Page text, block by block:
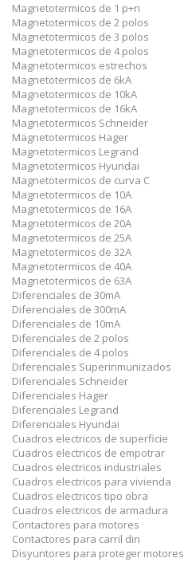
Magnetotermicos de 1 p+n
Magnetotermicos de 2 polos
Magnetotermicos de 3 polos
Magnetotermicos de 4 polos
Magnetotermicos estrechos
Magnetotermicos de 6kA
Magnetotermicos de 10kA
Magnetotermicos de 16kA
Magnetotermicos Schneider
Magnetotermicos Hager
Magnetotermicos Legrand
Magnetotermicos Hyundai
Magnetotermicos de curva C
Magnetotermicos de 10A
Magnetotermicos de 16A
Magnetotermicos de 20A
Magnetotermicos de 25A
Magnetotermicos de 32A
Magnetotermicos de 40A
Magnetotermicos de 63A
Diferenciales de 30mA
Diferenciales de 300mA
Diferenciales de 10mA
Diferenciales de 2 polos
Diferenciales de 4 polos
Diferenciales Superinmunizados
Diferenciales Schneider
Diferenciales Hager
Diferenciales Legrand
Diferenciales Hyundai
Cuadros electricos de superficie
Cuadros electricos de empotrar
Cuadros electricos industriales
Cuadros electricos para vivienda
Cuadros electricos tipo obra
Cuadros electricos de armadura
Contactores para motores
Contactores para carril din
Disyuntores para proteger motores